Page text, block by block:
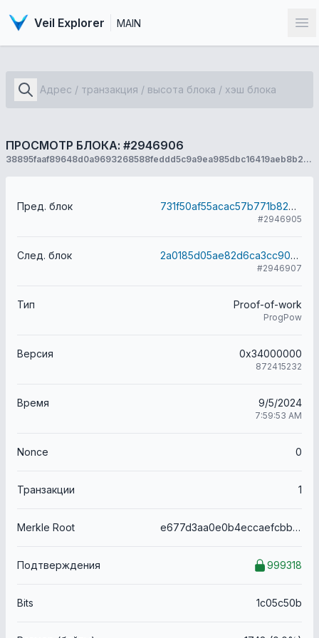
Veil Explorer MAIN
ПРОСМОТР БЛОКА: #2946906
38895faaf89648d0a9693268588feddd5c9a9ea985dbc16419aeb8b2a07d2564
Пред. блок 731f50af55acac57b771b82e9614352a7821c6880e87ceddb58419786402bacd
#2946905
След. блок 2a0185d05ae82d6ca3cc904ec2aff827f5c8b4ee8bb2a9b0763e9058e80488fa
#2946907
Тип Proof-of-work
ProgPow
Версия 0x34000000
872415232
Время 9/5/2024
7:59:53 AM
Nonce 0
Транзакции 1
Merkle Root e677d3aa0e0b4eccaefcbb2ab357fd41daca0e22119b7ecbd3470159f0140eeb
Подтверждения 999318
Bits 1c05c50b